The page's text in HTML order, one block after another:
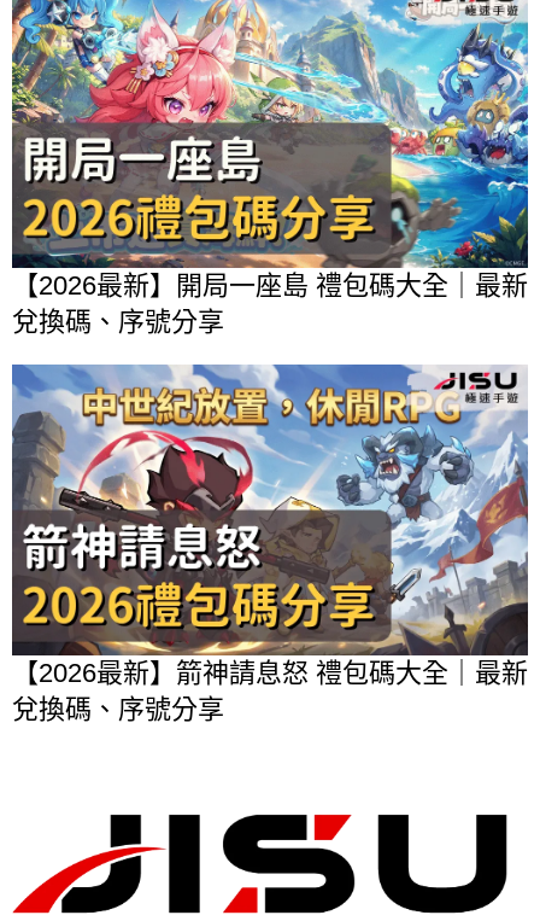
【2026最新】開局一座島 禮包碼大全｜最新
兌換碼、序號分享
【2026最新】箭神請息怒 禮包碼大全｜最新
兌換碼、序號分享